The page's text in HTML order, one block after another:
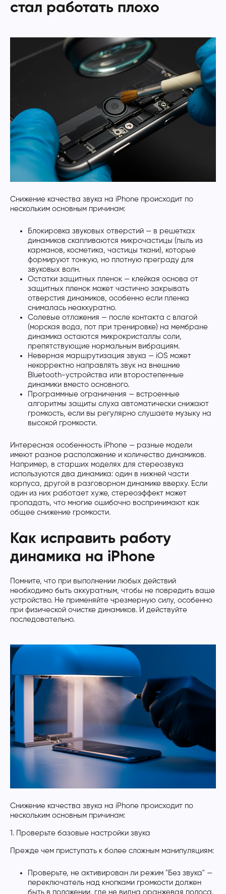
стал работать плохо
Снижение качества звука на iPhone происходит по
нескольким основным причинам:
Блокировка звуковых отверстий — в решетках
динамиков скапливаются микрочастицы (пыль из
карманов, косметика, частицы ткани), которые
формируют тонкую, но плотную преграду для
звуковых волн.
Остатки защитных пленок — клейкая основа от
защитных пленок может частично закрывать
отверстия динамиков, особенно если пленка
снималась неаккуратно.
Солевые отложения — после контакта с влагой
(морская вода, пот при тренировке) на мембране
динамика остаются микрокристаллы соли,
препятствующие нормальным вибрациям.
Неверная маршрутизация звука — iOS может
некорректно направлять звук на внешние
Bluetooth-устройства или второстепенные
динамики вместо основного.
Программные ограничения — встроенные
алгоритмы защиты слуха автоматически снижают
громкость, если вы регулярно слушаете музыку на
высокой громкости.
Интересная особенность iPhone — разные модели
имеют разное расположение и количество динамиков.
Например, в старших моделях для стереозвука
используются два динамика: один в нижней части
корпуса, другой в разговорном динамике вверху. Если
один из них работает хуже, стереоэффект может
пропадать, что многие ошибочно воспринимают как
общее снижение громкости.
Как исправить работу
динамика на iPhone
Помните, что при выполнении любых действий
необходимо быть аккуратным, чтобы не повредить ваше
устройство. Не применяйте чрезмерную силу, особенно
при физической очистке динамиков. И действуйте
последовательно.
Снижение качества звука на iPhone происходит по
нескольким основным причинам:
1. Проверьте базовые настройки звука
Прежде чем приступать к более сложным манипуляциям:
Проверьте, не активирован ли режим "Без звука" —
переключатель над кнопками громкости должен
быть в положении, где не видна оранжевая полоса.